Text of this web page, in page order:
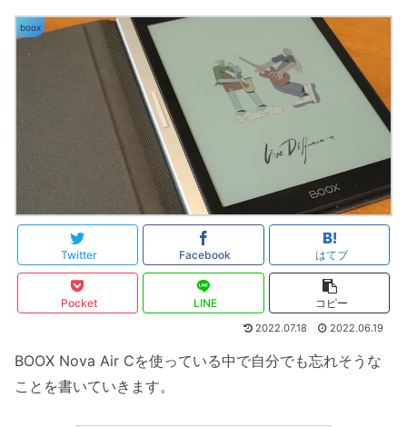
boox
Twitter Facebook はてブ
Pocket LINE コピー
2022.07.18 2022.06.19
BOOX Nova Air Cを使っている中で自分でも忘れそうな
ことを書いていきます。